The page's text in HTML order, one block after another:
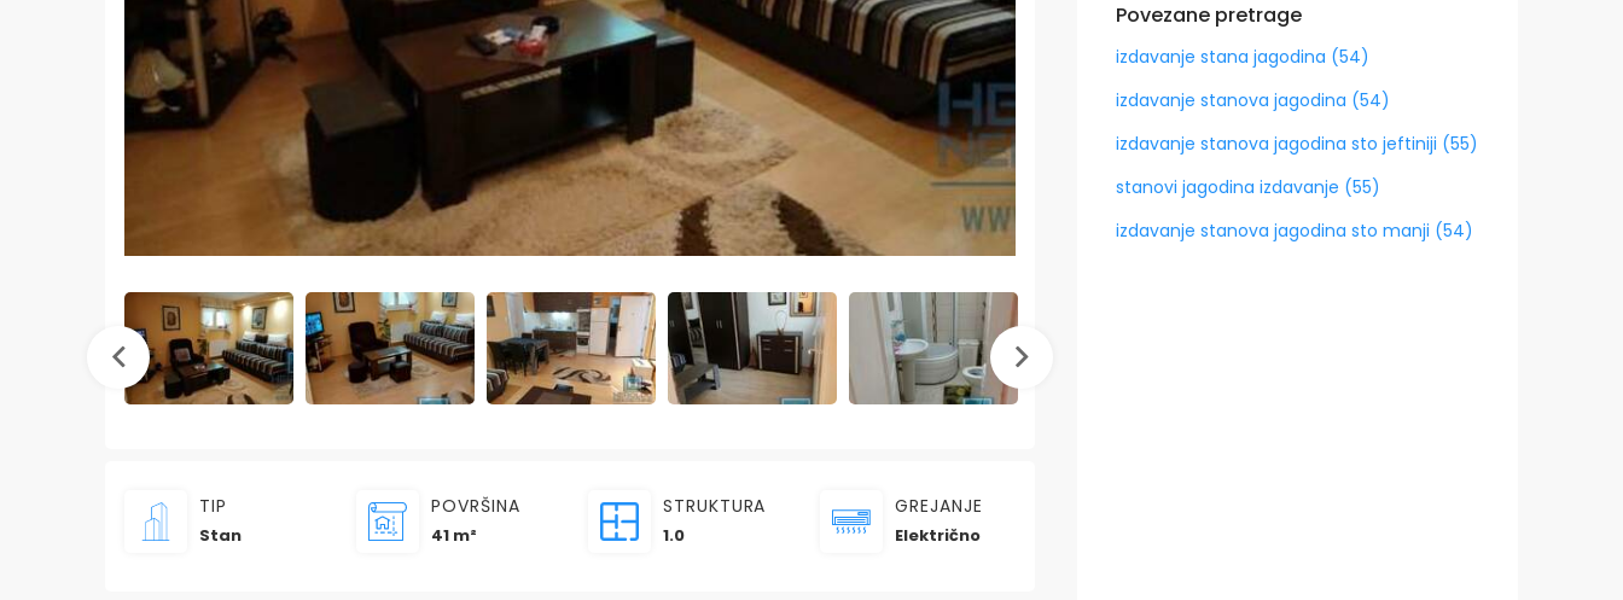
TIP
Stan
POVRŠINA
41 m²
STRUKTURA
1.0
GREJANJE
Električno
Povezane pretrage
izdavanje stana jagodina (54)
izdavanje stanova jagodina (54)
izdavanje stanova jagodina sto jeftiniji (55)
stanovi jagodina izdavanje (55)
izdavanje stanova jagodina sto manji (54)